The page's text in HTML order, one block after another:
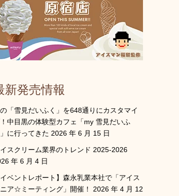
新発売情報
「雪見だいふく」を648通りにカスタマイ
中目黒の体験型カフェ「my 雪見だいふ
に行ってきた 2026 年 6 月 15 日
スクリーム業界のトレンド 2025-2026
年 6 月 4 日
イベントレポート】森永乳業本社で「アイス
ア☆ミーティング」開催！
2026 年 4 月 12